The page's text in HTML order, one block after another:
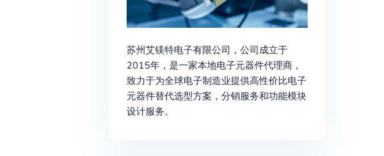
苏州艾镁特电子有限公司，公司成立于
2015年，是一家本地电子元器件代理商，
致力于为全球电子制造业提供高性价比电子
元器件替代选型方案，分销服务和功能模块
设计服务。